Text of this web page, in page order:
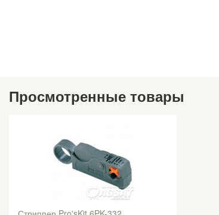
Просмотренные товары